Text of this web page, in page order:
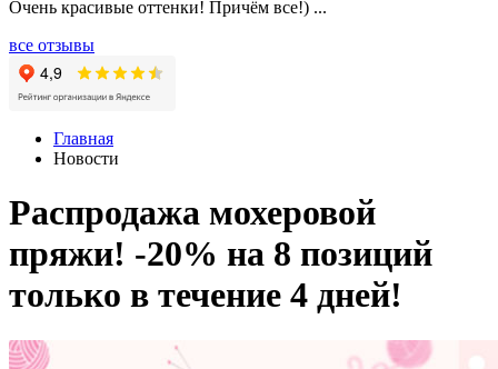
Очень красивые оттенки! Причём все!) ...
все отзывы
Главная
Новости
Распродажа мохеровой
пряжи! -20% на 8 позиций
только в течение 4 дней!